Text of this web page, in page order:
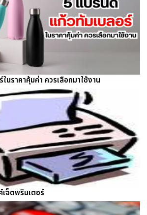
นราคาคุ้มค่า ควรเลือกมาใช้งาน
เจ็ตพรินเตอร์